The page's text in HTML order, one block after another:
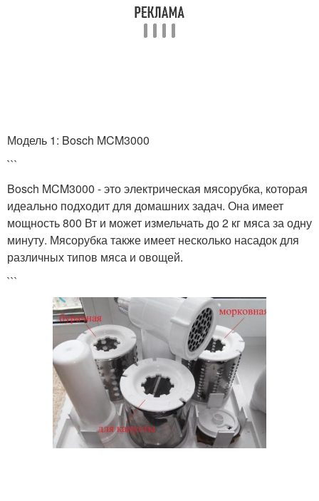
Модель 1: Bosch MCM3000
```
Bosch MCM3000 - это электрическая мясорубка, которая
идеально подходит для домашних задач. Она имеет
мощность 800 Вт и может измельчать до 2 кг мяса за одну
минуту. Мясорубка также имеет несколько насадок для
различных типов мяса и овощей.
```